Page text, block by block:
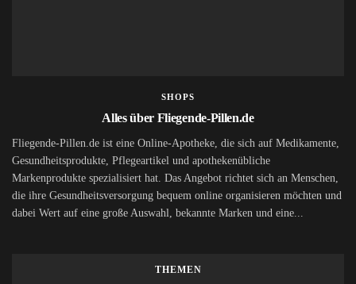
SHOPS
Alles über Fliegende-Pillen.de
Fliegende-Pillen.de ist eine Online-Apotheke, die sich auf Medikamente,
Gesundheitsprodukte, Pflegeartikel und apothekenübliche
Markenprodukte spezialisiert hat. Das Angebot richtet sich an Menschen,
die ihre Gesundheitsversorgung bequem online organisieren möchten und
dabei Wert auf eine große Auswahl, bekannte Marken und eine...
THEMEN